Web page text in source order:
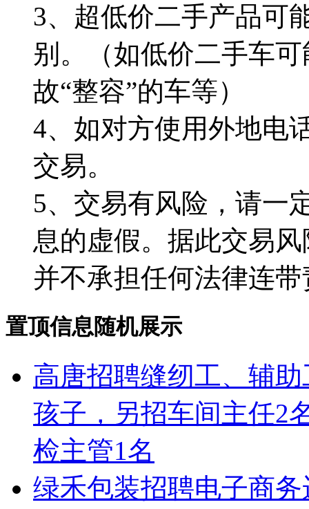
3、超低价二手产品可
别。（如低价二手车
故“整容”的车等）
4、如对方使用外地电
交易。
5、交易有风险，请一
息的虚假。据此交易
并不承担任何法律连
置顶信息随机展示
高唐招聘缝纫工、辅
孩子，另招车间主任2
检主管1名
绿禾包装招聘电子商